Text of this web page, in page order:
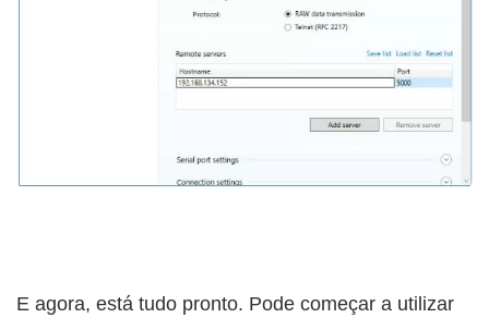
E agora, está tudo pronto. Pode começar a utilizar